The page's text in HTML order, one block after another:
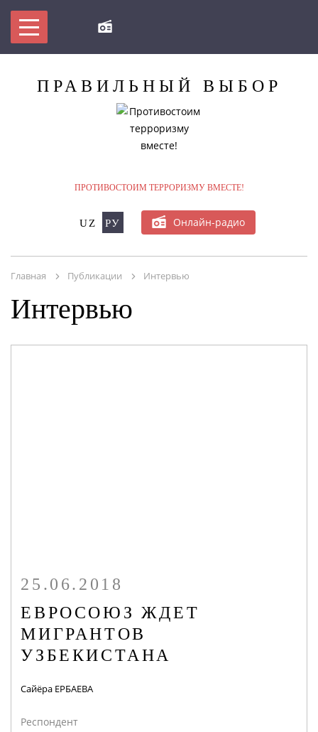
БУДЬ В КУРСЕ
БАЗЫ ДАННЫХ ПО ТЕРРОРИЗМУ/
ПРАВИЛЬНЫЙ ВЫБОР
ПРОТИВОСТОИМ ТЕРРОРИЗМУ ВМЕСТЕ!
UZ РУ Онлайн-радио
Главная Публикации Интервью
Интервью
25.06.2018
ЕВРОСОЮЗ ЖДЕТ
МИГРАНТОВ
УЗБЕКИСТАНА
Сайёра ЕРБАЕВА
Респондент